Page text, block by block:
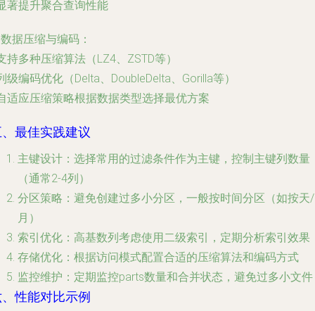
著提升聚合查询性能
据压缩与编码 ：
持多种压缩算法（LZ4、ZSTD等）
级编码优化（Delta、DoubleDelta、Gorilla等）
适应压缩策略根据数据类型选择最优方案
最佳实践建议
主键设计 ：选择常用的过滤条件作为主键，控制主键列数量
（通常2-4列）
分区策略 ：避免创建过多小分区，一般按时间分区（如按天/
月）
索引优化 ：高基数列考虑使用二级索引，定期分析索引效果
存储优化 ：根据访问模式配置合适的压缩算法和编码方式
监控维护 ：定期监控parts数量和合并状态，避免过多小文件
性能对比示例